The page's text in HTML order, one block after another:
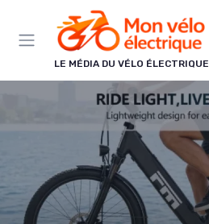
LE MÉDIA DU VÉLO ÉLECTRIQUE
Panneau de gestion des cookies